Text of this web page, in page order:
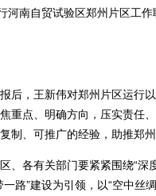
南自贸试验区郑州片区工作
，王新伟对郑州片区运行
重点、明确方向，压实责任
制、可推广的经验，助推郑州
各有关部门要紧紧围绕“深度
路”建设为引领，以“空中丝